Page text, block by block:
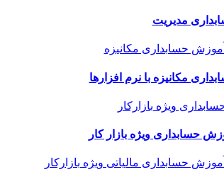
مدیریت
مکانیزه با نرم افزارها
حسابداری ویژه بازار کار